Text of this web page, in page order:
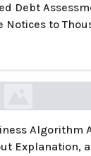
Debt
Notices to
Algorithm
Explanation,